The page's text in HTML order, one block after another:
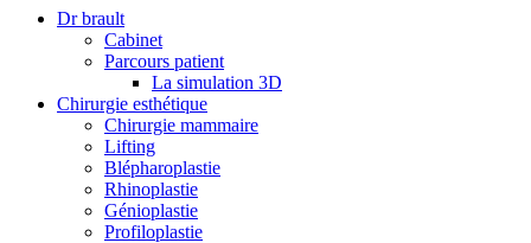
Dr brault
Cabinet
Parcours patient
La simulation 3D
Chirurgie esthétique
Chirurgie mammaire
Lifting
Blépharoplastie
Rhinoplastie
Génioplastie
Profiloplastie